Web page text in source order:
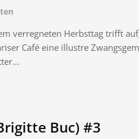
verregneten Herbsttag trifft
Café eine illustre
Buc) #3